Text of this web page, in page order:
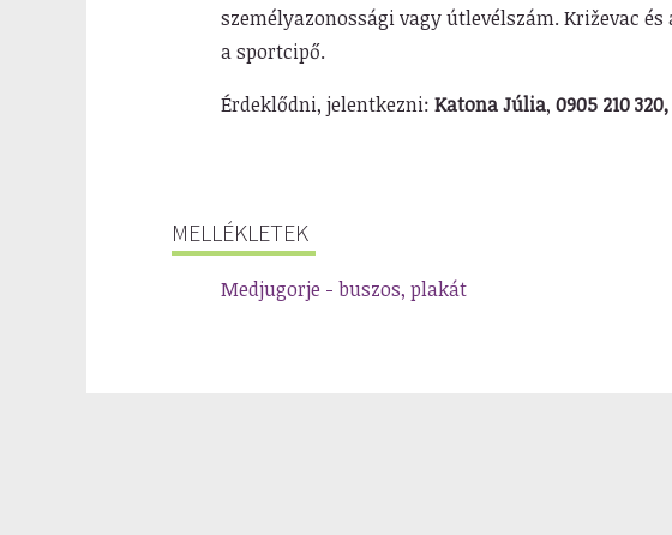
személyazonossági vagy útlevélszám. Križevac
a sportcipő.
Érdeklődni, jelentkezni: Katona Júlia, 0905 210
MELLÉKLETEK
Medjugorje - buszos, plakát